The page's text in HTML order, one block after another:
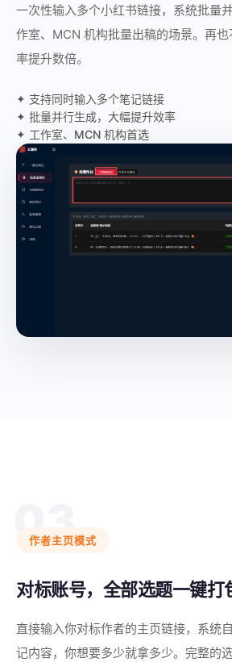
一次性输入多个小红书链接，系统批量
作室、MCN 机构批量出稿的场景。再
率提升数倍。
✦ 支持同时输入多个笔记链接
✦ 批量并行生成，大幅提升效率
✦ 工作室、MCN 机构首选
03
作者主页模式
对标账号，全部选题一键打
直接输入你对标作者的主页链接，系统
记内容，你想要多少就拿多少。完整的